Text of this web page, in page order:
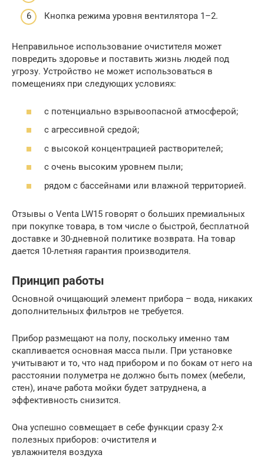
Кнопка режима уровня вентилятора 1–2.
Неправильное использование очистителя может
повредить здоровье и поставить жизнь людей под
угрозу. Устройство не может использоваться в
помещениях при следующих условиях:
с потенциально взрывоопасной атмосферой;
с агрессивной средой;
с высокой концентрацией растворителей;
с очень высоким уровнем пыли;
рядом с бассейнами или влажной территорией.
Отзывы о Venta LW15 говорят о больших премиальных
при покупке товара, в том числе о быстрой, бесплатной
доставке и 30-дневной политике возврата. На товар
дается 10-летняя гарантия производителя.
Принцип работы
Основной очищающий элемент прибора – вода, никаких
дополнительных фильтров не требуется.
Прибор размещают на полу, поскольку именно там
скапливается основная масса пыли. При установке
учитывают и то, что над прибором и по бокам от него на
расстоянии полуметра не должно быть помех (мебели,
стен), иначе работа мойки будет затруднена, а
эффективность снизится.
Она успешно совмещает в себе функции сразу 2-х
полезных приборов: очистителя и
увлажнителя воздуха